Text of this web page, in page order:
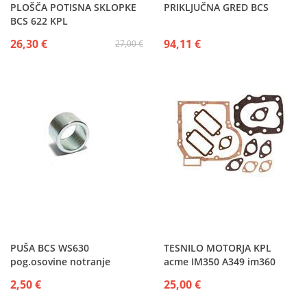
PLOŠČA POTISNA SKLOPKE
BCS 622 KPL
27,00 €
26,30 €
PRIKLJUČNA GRED BCS
94,11 €
PUŠA BCS WS630
pog.osovine notranje
2,50 €
TESNILO MOTORJA KPL
acme IM350 A349 im360
25,00 €